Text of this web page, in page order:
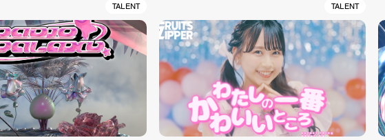
TALENT TALENT